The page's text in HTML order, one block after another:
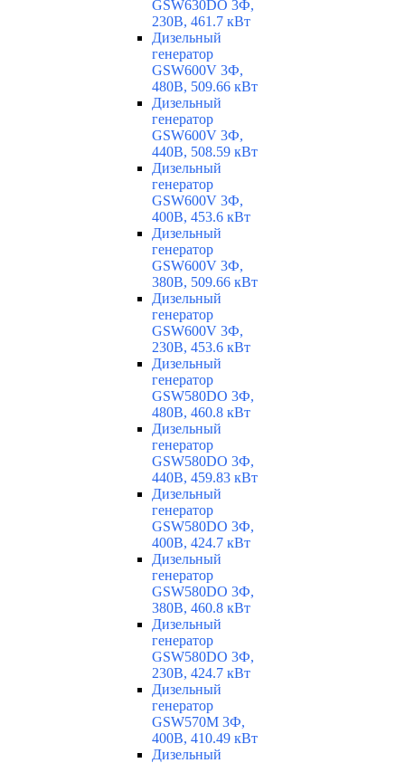
GSW630DO 3Ф,
230В, 461.7 кВт
Дизельный
генератор
GSW600V 3Ф,
480В, 509.66 кВт
Дизельный
генератор
GSW600V 3Ф,
440В, 508.59 кВт
Дизельный
генератор
GSW600V 3Ф,
400В, 453.6 кВт
Дизельный
генератор
GSW600V 3Ф,
380В, 509.66 кВт
Дизельный
генератор
GSW600V 3Ф,
230В, 453.6 кВт
Дизельный
генератор
GSW580DO 3Ф,
480В, 460.8 кВт
Дизельный
генератор
GSW580DO 3Ф,
440В, 459.83 кВт
Дизельный
генератор
GSW580DO 3Ф,
400В, 424.7 кВт
Дизельный
генератор
GSW580DO 3Ф,
380В, 460.8 кВт
Дизельный
генератор
GSW580DO 3Ф,
230В, 424.7 кВт
Дизельный
генератор
GSW570M 3Ф,
400В, 410.49 кВт
Дизельный